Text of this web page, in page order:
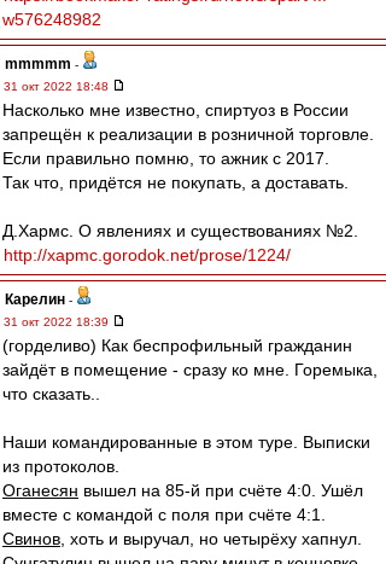
w576248982
mmmmm -
31 окт 2022 18:48
Насколько мне известно, спиртуоз в России
запрещён к реализации в розничной торговле.
Если правильно помню, то ажник с 2017.
Так что, придётся не покупать, а доставать.
Д.Хармс. О явлениях и существованиях №2.
http://xapmc.gorodok.net/prose/1224/
Карелин -
31 окт 2022 18:39
(горделиво) Как беспрофильный гражданин
зайдёт в помещение - сразу ко мне. Горемыка,
что сказать..
Наши командированные в этом туре. Выписки
из протоколов.
Оганесян вышел на 85-й при счёте 4:0. Ушёл
вместе с командой с поля при счёте 4:1.
Свинов , хоть и выручал, но четырёху хапнул.